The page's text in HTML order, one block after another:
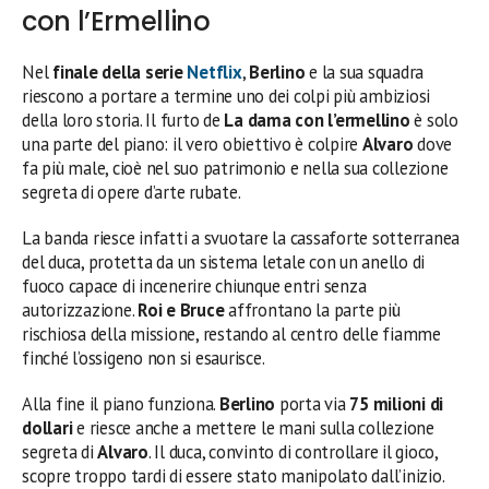
con l’Ermellino
Nelfinale della serieNetflix,Berlinoe la sua squadra
riescono a portare a termine uno dei colpi più ambiziosi
della loro storia. Il furto de La dama con l’ermellinoè solo
una parte del piano: il vero obiettivo è colpire Alvarodove
fa più male, cioè nel suo patrimonio e nella sua collezione
segreta di opere d’arte rubate.
La banda riesce infatti a svuotare la cassaforte sotterranea
del duca, protetta da un sistema letale con un anello di
fuoco capace di incenerire chiunque entri senza
autorizzazione.Roi e Bruceaffrontano la parte più
rischiosa della missione, restando al centro delle fiamme
finché l’ossigeno non si esaurisce.
Alla fine il piano funziona. Berlino porta via75 milioni di
dollarie riesce anche a mettere le mani sulla collezione
segreta diAlvaro. Il duca, convinto di controllare il gioco,
scopre troppo tardi di essere stato manipolato dall’inizio.